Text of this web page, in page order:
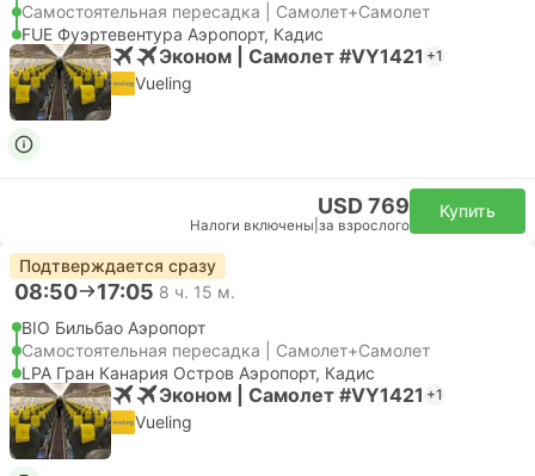
Самостоятельная пересадка | Самолет+Самолет
FUE Фуэртевентура Аэропорт, Кадис
Эконом | Самолет #VY1421 +1
Vueling
USD 769
Налоги включены за взрослого
Купить
Подтверждается сразу
08:50 17:05 8 ч. 15 м.
BIO Бильбао Аэропорт
Самостоятельная пересадка | Самолет+Самолет
LPA Гран Канария Остров Аэропорт, Кадис
Эконом | Самолет #VY1421 +1
Vueling